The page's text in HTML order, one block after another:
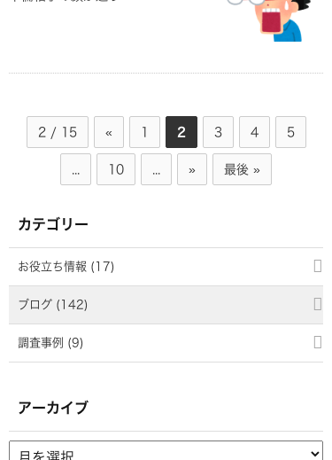
2 / 15 « 1 2 3 4 5
10 » 最後 »
カテゴリー
お役立ち情報 (17)
ブログ (142)
調査事例 (9)
アーカイブ